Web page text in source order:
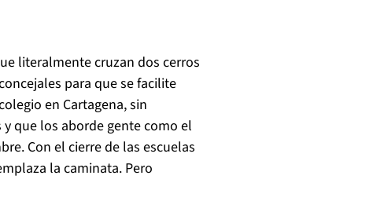
literalmente cruzan dos cerros
para que se facilite
en Cartagena, sin
que los aborde gente como el
Con el cierre de las escuelas
la caminata. Pero